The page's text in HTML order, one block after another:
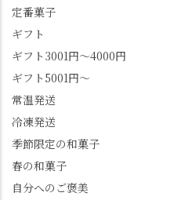
定番菓子
ギフト
ギフト3001円～4000円
ギフト5001円～
常温発送
冷凍発送
季節限定の和菓子
春の和菓子
自分へのご褒美